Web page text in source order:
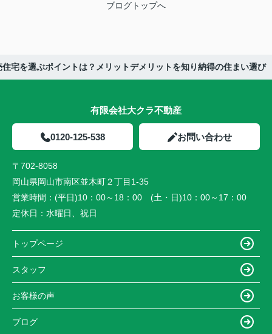
ブログトップへ
宅を選ぶポイントは？メリットデメリットを知り納得の住まい選び
有限会社大クラ不動産
0120-125-538 お問い合わせ
〒702-8058
岡山県岡山市南区並木町２丁目1-35
営業時間： (平日)10：00～18：00 (土・日)10：00～17：00
定休日： 水曜日、祝日
トップページ
スタッフ
お客様の声
ブログ